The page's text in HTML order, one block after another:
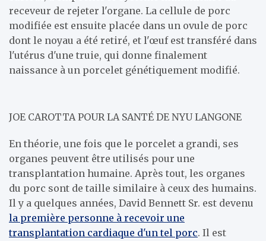
receveur de rejeter l'organe. La cellule de porc
modifiée est ensuite placée dans un ovule de porc
dont le noyau a été retiré, et l'œuf est transféré dans
l'utérus d'une truie, qui donne finalement
naissance à un porcelet génétiquement modifié.
JOE CAROTTA POUR LA SANTÉ DE NYU LANGONE
En théorie, une fois que le porcelet a grandi, ses
organes peuvent être utilisés pour une
transplantation humaine. Après tout, les organes
du porc sont de taille similaire à ceux des humains.
Il y a quelques années, David Bennett Sr. est devenu
la première personne à recevoir une
transplantation cardiaque d'un tel porc. Il est